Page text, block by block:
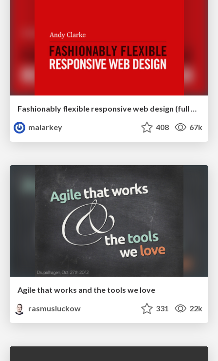
Fashionably flexible responsive web design (full day workshop)
malarkey
408 67k
Agile that works and the tools we love
rasmusluckow
331 22k